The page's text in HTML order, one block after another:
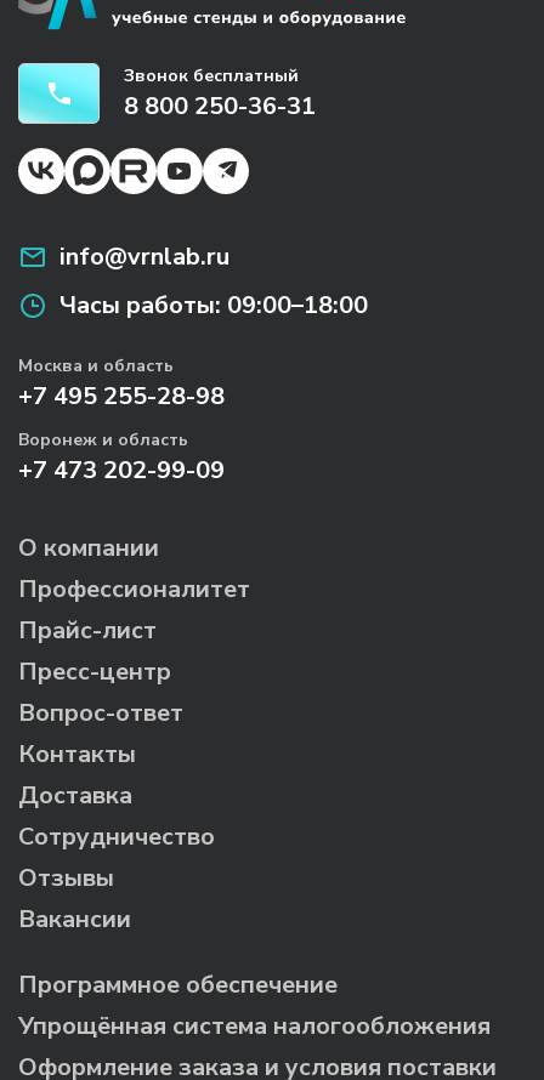
Звонок бесплатный
8 800 250-36-31
info@vrnlab.ru
Часы работы: 09:00–18:00
Москва и область
+7 495 255-28-98
Воронеж и область
+7 473 202-99-09
О компании
Профессионалитет
Прайс-лист
Пресс-центр
Вопрос-ответ
Контакты
Доставка
Сотрудничество
Отзывы
Вакансии
Программное обеспечение
Упрощённая система налогообложения
Оформление заказа и условия поставки